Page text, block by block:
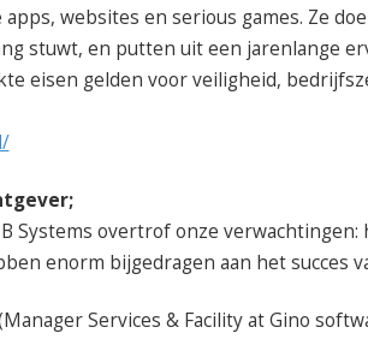
websites en serious games. Ze
stuwt, en putten uit een jarenlange
eisen gelden voor veiligheid,
Systems overtrof onze
enorm bijgedragen aan het succes
Services & Facility at Gino